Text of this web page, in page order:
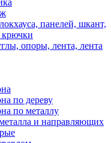
панелей, шкант,
крючки
опоры, лента, лента
по дереву
по металлу
и направляющих